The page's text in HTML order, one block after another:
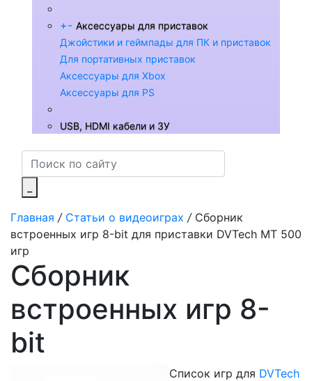
+- Аксессуары для приставок
Джойстики и геймпады для ПК и приставок
Для портативных приставок
Аксессуары для Xbox
Аксессуары для PS
USB, HDMI кабели и ЗУ
Главная / Статьи о видеоиграх / Сборник
встроенных игр 8-bit для приставки DVTech MT 500
игр
Сборник
встроенных игр 8-
bit
Список игр для DVTech